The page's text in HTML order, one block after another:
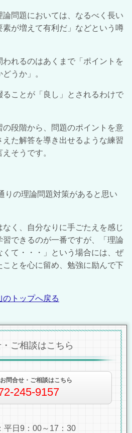
論問題においては、なるべく長い
が増えて有利だ」などという噂
われるのはあくまで「ポイントを
うか」。
ことが「良し」とされるわけで
の段階から、問題のポイントを意
た解答を導き出せるような練習
そうです。
りの理論問題対策があると思い
く、自分なりに手ごたえを感じ
できるのが一番ですが、「理論
て・・・」という場合には、ぜ
とを心に留め、勉強に励んで下
トップへ戻る
ご相談はこちら
問合せ・ご相談はこちら
245-9157
平日9：00～17：30